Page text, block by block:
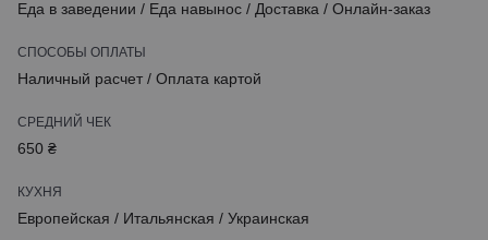
Еда в заведении / Еда навынос / Доставка / Онлайн-заказ
СПОСОБЫ ОПЛАТЫ
Наличный расчет / Оплата картой
СРЕДНИЙ ЧЕК
650 ₴
КУХНЯ
Европейская / Итальянская / Украинская